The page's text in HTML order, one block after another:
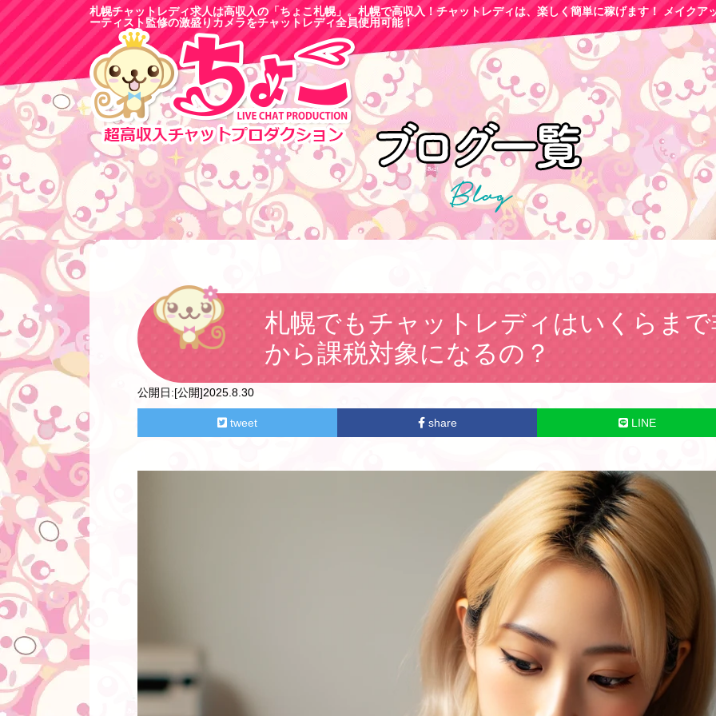
札幌チャットレディ求人は高収入の「ちょこ札幌」。札幌で高収入！チャットレディは、楽しく簡単に稼げます！ メイクア
ーティスト監修の激盛りカメラをチャットレディ全員使用可能！
札幌でもチャットレディはいくらま
から課税対象になるの？
公開日:[公開]2025.8.30
tweet share LINE